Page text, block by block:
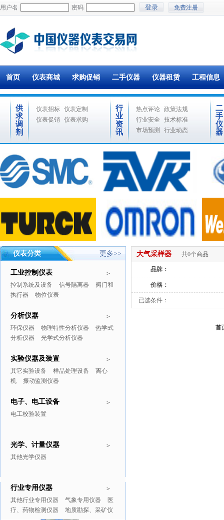
用户名 密码 免费注册
首页 仪表商城 求购促销 二手仪器 仪器租赁 工程信息
供
求
调
剂
仪表招标 仪表定制
仪表促销
仪表求购
行
业
资
讯
热点评论 政策法规
行业安全
技术标准
市场预测
行业动态
二
手
仪
器
仪表分类 更多>>
>
工业控制仪表
控制系统及设备 信号隔离器
阀门和
执行器
物位仪表
>
分析仪器
环保仪器 物理特性分析仪器
热学式
分析仪器
光学式分析仪器
>
实验仪器及装置
其它实验设备 样品处理设备
离心
机
振动监测仪器
>
电子、电工设备
电工校验装置
>
光学、计量仪器
其他光学仪器
>
行业专用仪器
其他行业专用仪器 气象专用仪器
医
疗、药物检测仪器
地质勘探、采矿仪
推广商品 更多>>
大气采样器 共0个商品
品牌：
价格：
已选条件：
首